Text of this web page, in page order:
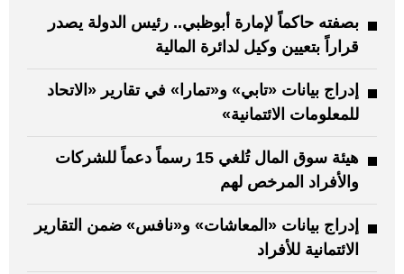
بصفته حاكماً لإمارة أبوظبي.. رئيس الدولة يصدر
قراراً بتعيين وكيل لدائرة المالية
إدراج بيانات «تابي» و«تمارا» في تقارير «الاتحاد
للمعلومات الائتمانية»
هيئة سوق المال تُلغي 15 رسماً دعماً للشركات
والأفراد المرخص لهم
إدراج بيانات «المعاشات» و«نافس» ضمن التقارير
الائتمانية للأفراد